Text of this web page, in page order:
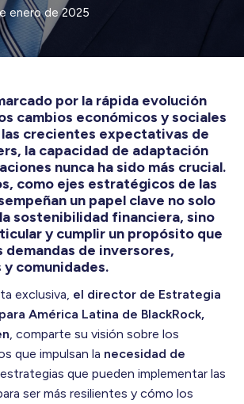
enero de 2025
por la rápida evolución
cambios económicos y sociales
crecientes expectativas de
la capacidad de adaptación
nunca ha sido más crucial.
como ejes estratégicos de las
un papel clave no solo
sostenibilidad financiera, sino
y cumplir un propósito que
demandas de inversores,
comunidades.
exclusiva, el director de Estrategia
América Latina de BlackRock,
, comparte su visión sobre los
que impulsan la necesidad de
estrategias que pueden implementar las
ser más resilientes y cómo los